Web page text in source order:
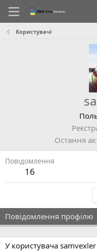
Користувачі
Остання
Повідомлення
16
Повідомлення профілю
У користувача